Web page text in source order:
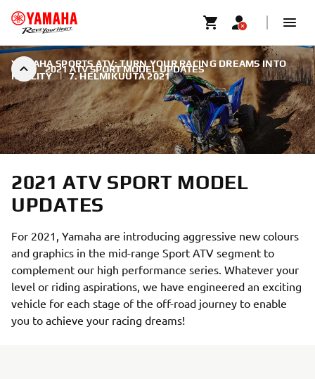
2021 ATV SPORT MODEL UPDATES
YAMAHA SPORTS ATV: TURN YOUR RACING DREAMS INTO
REALITY | 7. HELMIKUUTA 2021
2021 ATV SPORT MODEL
UPDATES
For 2021, Yamaha are introducing aggressive new colours
and graphics in the mid-range Sport ATV segment to
complement our high performance series. Whatever your
level or riding aspirations, we have engineered an exciting
vehicle for each stage of the off-road journey to enable
you to achieve your racing dreams!